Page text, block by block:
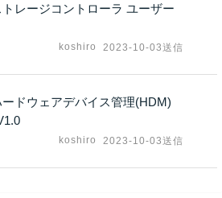
レージコントローラ ユーザー
koshiro 2023-10-03送信
ドウェアデバイス管理(HDM)
koshiro 2023-10-03送信